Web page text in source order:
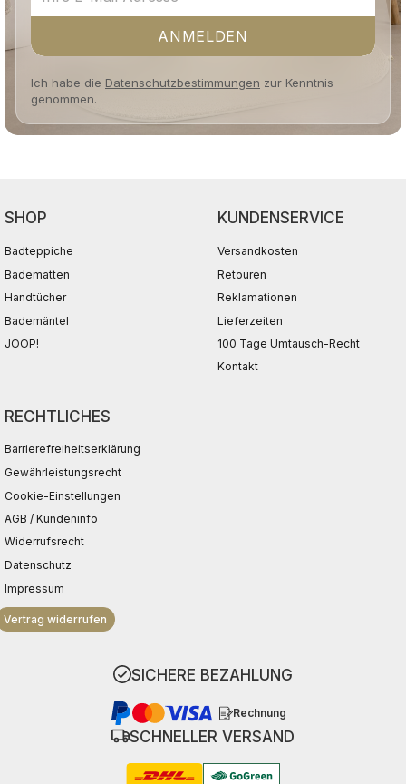
ANMELDEN
Ich habe die Datenschutzbestimmungen zur Kenntnis
genommen.
SHOP
Badteppiche
Badematten
Handtücher
Bademäntel
JOOP!
KUNDENSERVICE
Versandkosten
Retouren
Reklamationen
Lieferzeiten
100 Tage Umtausch-Recht
Kontakt
RECHTLICHES
Barrierefreiheitserklärung
Gewährleistungsrecht
Cookie-Einstellungen
AGB / Kundeninfo
Widerrufsrecht
Datenschutz
Impressum
Vertrag widerrufen
SICHERE BEZAHLUNG
Rechnung
SCHNELLER VERSAND